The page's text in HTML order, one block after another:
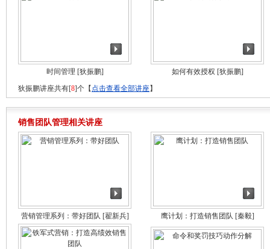
时间管理 [狄振鹏] 如何有效授权 [狄振鹏]
狄振鹏讲座共有[8]个【 点击查看全部讲座】
销售团队管理相关讲座
营销管理系列：带好团队 [翟新兵] 鹰计划：打造销售团队 [秦毅]